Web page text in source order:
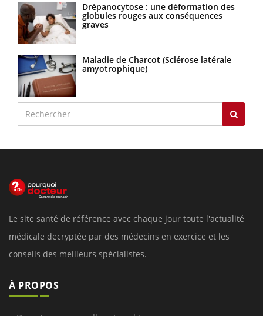
Drépanocytose : une déformation des
globules rouges aux conséquences
graves
Maladie de Charcot (Sclérose latérale
amyotrophique)
Le site santé de référence avec chaque jour toute l'actualité
médicale decryptée par des médecins en exercice et les
conseils des meilleurs spécialistes.
À PROPOS